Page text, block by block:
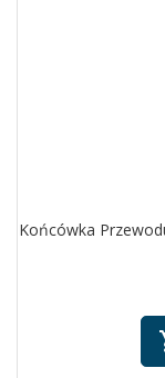
Końcówka